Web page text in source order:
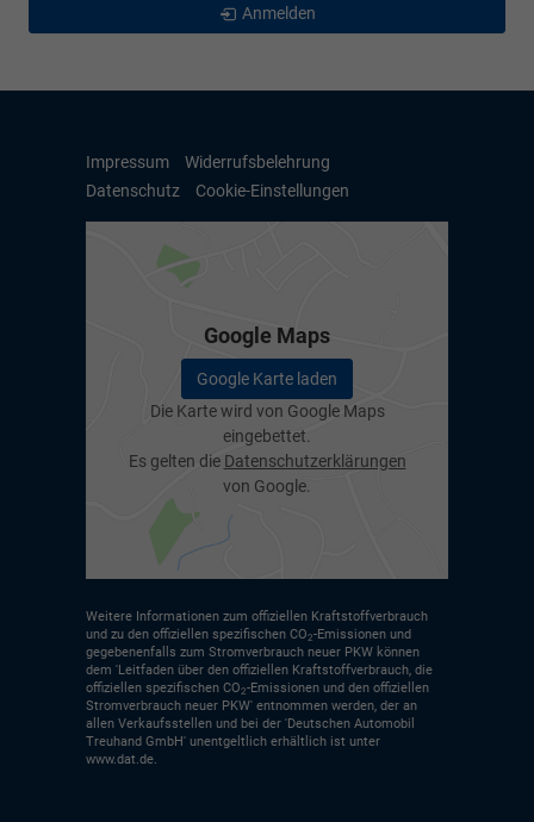
Anmelden
Impressum
Widerrufsbelehrung
Datenschutz
Cookie-Einstellungen
Google Maps
Google Karte laden
Die Karte wird von Google Maps
eingebettet.
Es gelten die Datenschutzerklärungen
von Google.
Weitere Informationen zum offiziellen Kraftstoffverbrauch
und zu den offiziellen spezifischen CO2-Emissionen und
gegebenenfalls zum Stromverbrauch neuer PKW können
dem 'Leitfaden über den offiziellen Kraftstoffverbrauch, die
offiziellen spezifischen CO2-Emissionen und den offiziellen
Stromverbrauch neuer PKW' entnommen werden, der an
allen Verkaufsstellen und bei der 'Deutschen Automobil
Treuhand GmbH' unentgeltlich erhältlich ist unter
www.dat.de.